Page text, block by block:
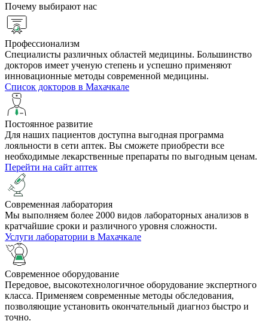
Почему выбирают нас
Профессионализм
Специалисты различных областей медицины. Большинство
докторов имеет ученую степень и успешно применяют
инновационные методы современной медицины.
Список докторов в Махачкале
Постоянное развитие
Для наших пациентов доступна выгодная программа
лояльности в сети аптек. Вы сможете приобрести все
необходимые лекарственные препараты по выгодным ценам.
Перейти на сайт аптек
Cовременная лаборатория
Мы выполняем более 2000 видов лабораторных анализов в
кратчайшие сроки и различного уровня сложности.
Услуги лаборатории в Махачкале
Современное оборудование
Передовое, высокотехнологичное оборудование экспертного
класса. Применяем современные методы обследования,
позволяющие установить окончательный диагноз быстро и
точно.